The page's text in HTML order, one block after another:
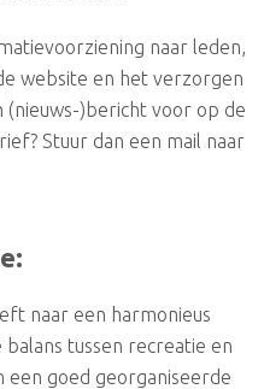
naar leden,
website en het verzorgen
(nieuws-)bericht voor op de
Stuur dan een mail naar
naar een harmonieus
tussen recreatie en
goed georganiseerde